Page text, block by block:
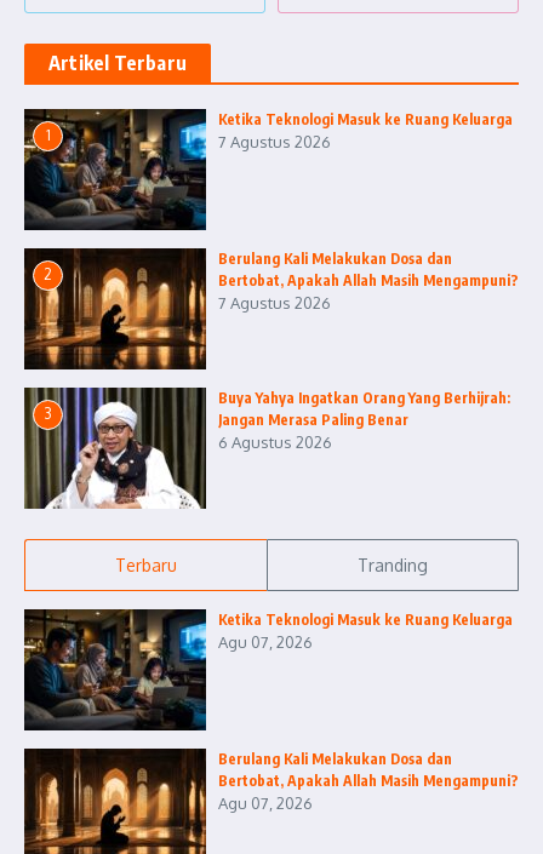
Artikel Terbaru
1
Ketika Teknologi Masuk ke Ruang Keluarga
7 Agustus 2026
2
Berulang Kali Melakukan Dosa dan
Bertobat, Apakah Allah Masih Mengampuni?
7 Agustus 2026
3
Buya Yahya Ingatkan Orang Yang Berhijrah:
Jangan Merasa Paling Benar
6 Agustus 2026
Terbaru Tranding
Ketika Teknologi Masuk ke Ruang Keluarga
Agu 07, 2026
Berulang Kali Melakukan Dosa dan
Bertobat, Apakah Allah Masih Mengampuni?
Agu 07, 2026